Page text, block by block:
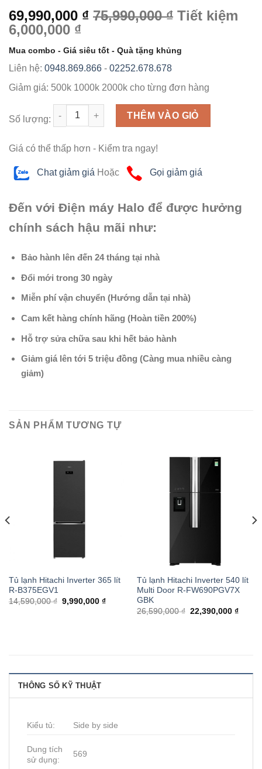
69,990,000 ₫ 75,990,000 ₫ Tiết kiệm
6,000,000 ₫
Mua combo - Giá siêu tốt - Quà tặng khủng
Liên hệ: 0948.869.866 - 02252.678.678
Giảm giá: 500k 1000k 2000k cho từng đơn hàng
Số lượng:
Số lượng THÊM VÀO GIỎ
Giá có thể thấp hơn - Kiểm tra ngay!
Chat giảm giá Hoặc Gọi giảm giá
Đến với Điện máy Halo để được hưởng
chính sách hậu mãi như:
Bảo hành lên đến 24 tháng tại nhà
Đổi mới trong 30 ngày
Miễn phí vận chuyển (Hướng dẫn tại nhà)
Cam kết hàng chính hãng (Hoàn tiền 200%)
Hỗ trợ sửa chữa sau khi hết bảo hành
Giảm giá lên tới 5 triệu đồng (Càng mua nhiều càng
giảm)
SẢN PHẨM TƯƠNG TỰ
Tủ lạnh Hitachi Inverter 365 lít
R-B375EGV1
14,590,000 ₫ 9,990,000 ₫
Tủ lạnh Hitachi Inverter 540 lít
Multi Door R-FW690PGV7X
GBK
26,590,000 ₫ 22,390,000 ₫
THÔNG SỐ KỸ THUẬT
Kiểu tủ: Side by side
Dung tích
sử dụng:
569